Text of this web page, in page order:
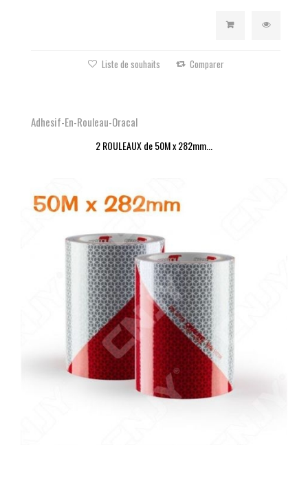
Liste de souhaits Comparer
Adhesif-En-Rouleau-Oracal
2 ROULEAUX de 50M x 282mm...